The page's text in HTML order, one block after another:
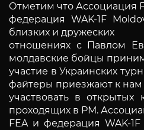
Отметим что Ассоциация
федерация WAK-1F
близких и дружеских
отношениях с Павлом
молдавские бойцы
участие в Украинских
файтеры приезжают к нам
участвовать в открытых
проходящих в РМ.
FEA и федерация WAK-